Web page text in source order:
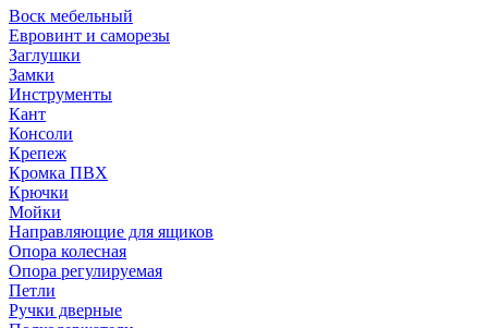
Воск мебельный
Евровинт и саморезы
Заглушки
Замки
Инструменты
Кант
Консоли
Крепеж
Кромка ПВХ
Крючки
Мойки
Направляющие для ящиков
Опора колесная
Опора регулируемая
Петли
Ручки дверные